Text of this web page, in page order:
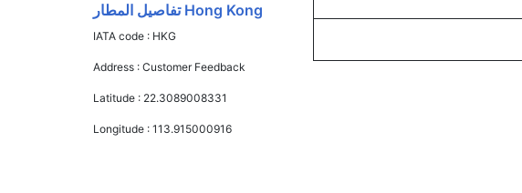
Hong Kong تفاصيل المطار
IATA code : HKG
Address :Customer Feedback
Latitude : 22.3089008331
Longitude :113.915000916